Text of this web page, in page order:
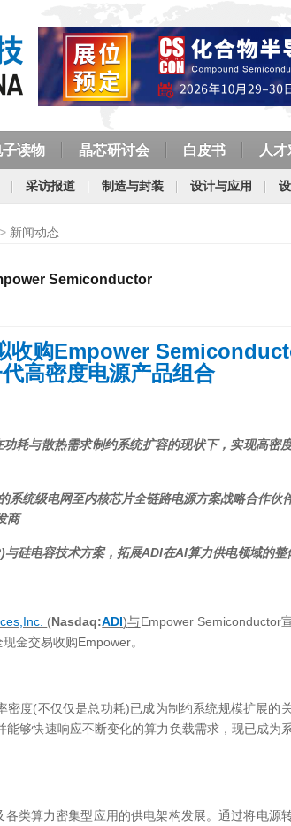
子读物 晶芯研讨会 白皮书 人
采访报道 制造与封装 设计与应用
> 新闻动态
Semiconductor
收购Empower
高密度电源产品组合
耗与散热需求制约系统扩容的现状下，实现高密
系统级电网至内核芯片全链路电源方案战略合作伙
商
与硅电容技术方案，拓展ADI在AI算力供电领域的整
(Nasdaq:ADI)与Empower Semiconductor
现金交易收购Empower。
密度(不仅仅是总功耗)已成为制约系统规模扩展的
能够快速响应不断变化的算力负载需求，现已成为
各类算力密集型应用的供电架构发展。通过将电源